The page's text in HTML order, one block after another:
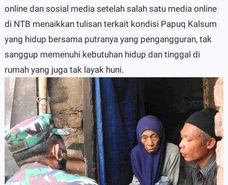
online dan sosial media setelah salah satu media online
di NTB menaikkan tulisan terkait kondisi Papuq Kalsum
yang hidup bersama putranya yang pengangguran, tak
sanggup memenuhi kebutuhan hidup dan tinggal di
rumah yang juga tak layak huni.